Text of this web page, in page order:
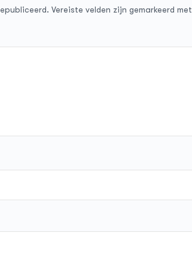
Vereiste velden zijn gemarkeerd met